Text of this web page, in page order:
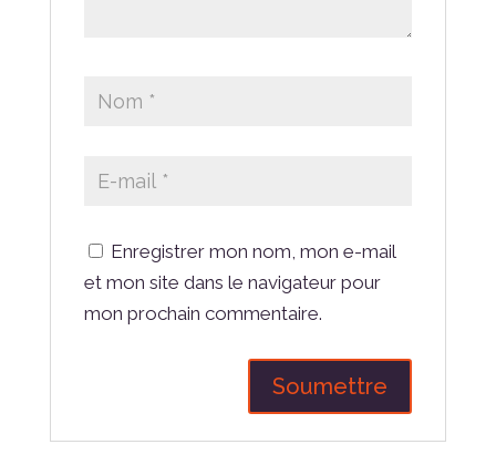
Enregistrer mon nom, mon e-mail
et mon site dans le navigateur pour
mon prochain commentaire.